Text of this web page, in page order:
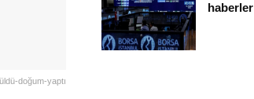
doğum-yaptı
haberler